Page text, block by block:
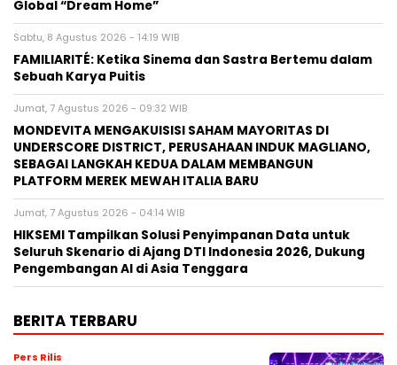
Global “Dream Home”
Sabtu, 8 Agustus 2026 - 14:19 WIB
FAMILIARITÉ: Ketika Sinema dan Sastra Bertemu dalam
Sebuah Karya Puitis
Jumat, 7 Agustus 2026 - 09:32 WIB
MONDEVITA MENGAKUISISI SAHAM MAYORITAS DI
UNDERSCORE DISTRICT, PERUSAHAAN INDUK MAGLIANO,
SEBAGAI LANGKAH KEDUA DALAM MEMBANGUN
PLATFORM MEREK MEWAH ITALIA BARU
Jumat, 7 Agustus 2026 - 04:14 WIB
HIKSEMI Tampilkan Solusi Penyimpanan Data untuk
Seluruh Skenario di Ajang DTI Indonesia 2026, Dukung
Pengembangan AI di Asia Tenggara
BERITA TERBARU
Pers Rilis